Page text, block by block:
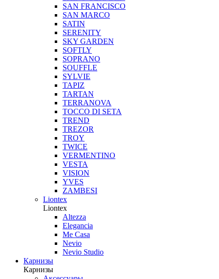
SAN FRANCISCO
SAN MARCO
SATIN
SERENITY
SKY GARDEN
SOFTLY
SOPRANO
SOUFFLE
SYLVIE
TAPIZ
TARTAN
TERRANOVA
TOCCO DI SETA
TREND
TREZOR
TROY
TWICE
VERMENTINO
VESTA
VISION
YVES
ZAMBESI
Liontex
Liontex
Altezza
Elegancia
Me Casa
Nevio
Nevio Studio
Карнизы
Карнизы